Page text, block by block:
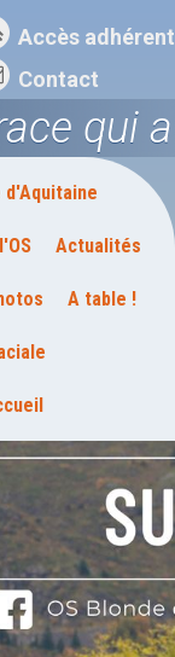
qui
Accès adhérent
Contact
d'Aquitaine
Actualités
A table !